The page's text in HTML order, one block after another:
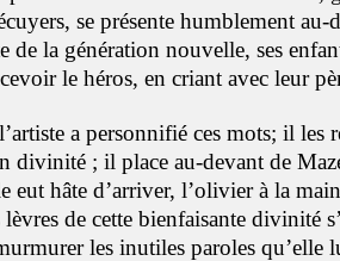
se présente humblement
de la génération nouvelle, ses
le héros, en criant avec leur
a personnifié ces mots; il les
divinité ; il place au-devant de
eut hâte d’arriver, l’olivier à la
de cette bienfaisante divinité
les inutiles paroles qu’elle